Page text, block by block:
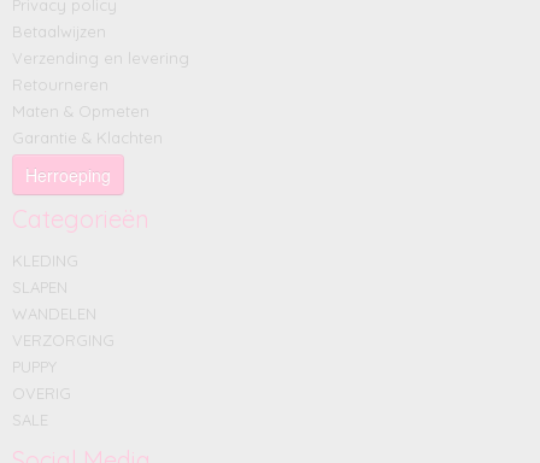
Privacy policy
Betaalwijzen
Verzending en levering
Retourneren
Maten & Opmeten
Garantie & Klachten
Herroeping
Categorieën
KLEDING
SLAPEN
WANDELEN
VERZORGING
PUPPY
OVERIG
SALE